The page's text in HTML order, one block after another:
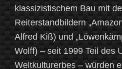
klassizistischem Bau mit
Reiterstandbildern
Alfred Kiß) und
Wolff) – seit 1999 Teil des
Weltkulturerbes – würden